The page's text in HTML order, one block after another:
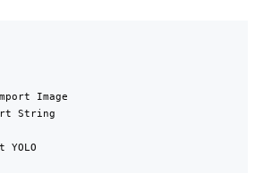
Image
String